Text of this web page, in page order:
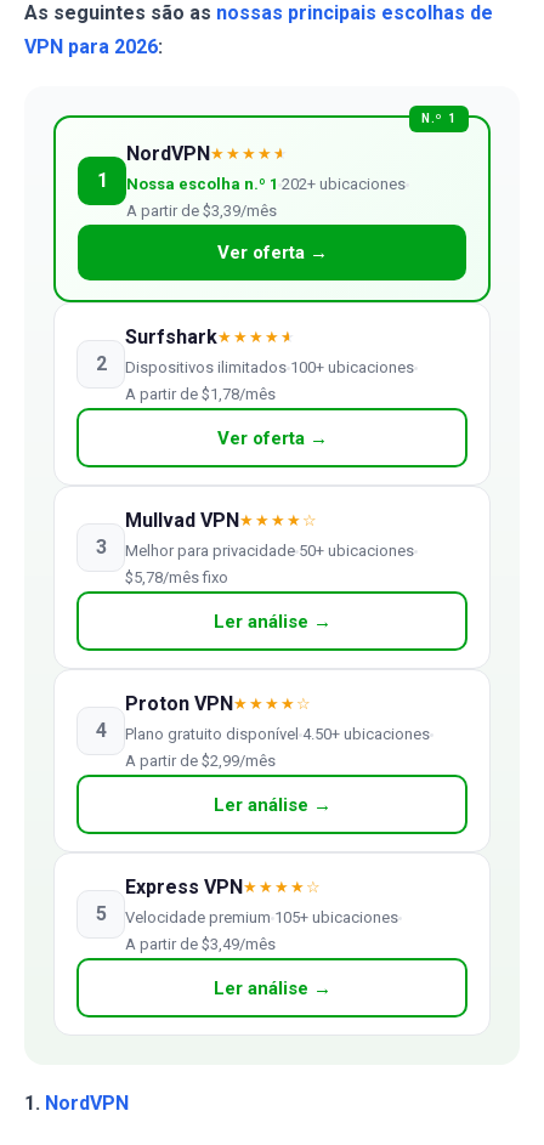
As seguintes são as nossas principais escolhas de
VPN para 2026:
N.º 1
1
NordVPN ★★★★ ★
Nossa escolha n.º 1 202+ ubicaciones
A partir de $3,39/mês
Ver oferta →
2
Surfshark★★★★ ★
Dispositivos ilimitados 100+ ubicaciones
A partir de $1,78/mês
Ver oferta →
3
Mullvad VPN ★★★★☆
Melhor para privacidade 50+ ubicaciones
$5,78/mês fixo
Ler análise →
4
Proton VPN ★★★★☆
Plano gratuito disponível 4.50+ ubicaciones
A partir de $2,99/mês
Ler análise →
5
Express VPN ★★★★☆
Velocidade premium 105+ ubicaciones
A partir de $3,49/mês
Ler análise →
1. NordVPN